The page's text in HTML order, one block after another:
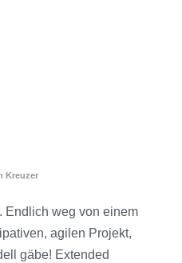
Kreuzer
Endlich weg von einem
agilen Projekt,
gäbe! Extended